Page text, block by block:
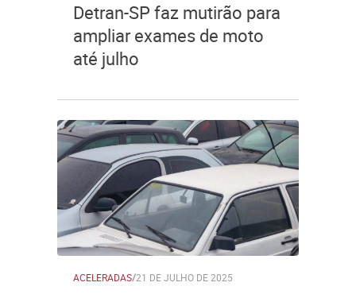
Detran-SP faz mutirão para
ampliar exames de moto
até julho
ACELERADAS/21 DE JULHO DE 2025